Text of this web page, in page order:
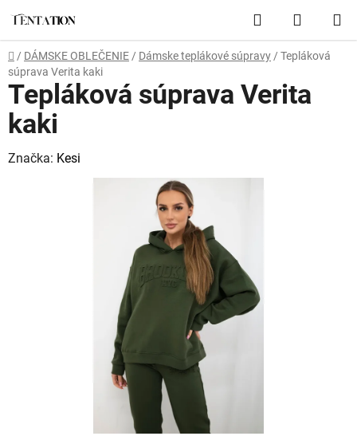
obsah
Hľadať
KOŠÍK
Domov
/ DÁMSKE OBLEČENIE / Dámske teplákové súpravy / Tepláková
súprava Verita kaki
Tepláková súprava Verita
kaki
Značka: Kesi